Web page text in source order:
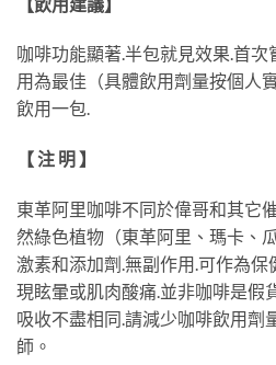
咖啡功能顯著.半包就見效果.首
用為最佳（具體飲用劑量按個人
飲用一包.
【 注 明 】
東革阿里咖啡不同於偉哥和其它
然綠色植物（東革阿里、瑪卡、
激素和添加劑.無副作用.可作為
現眩暈或肌肉酸痛.並非咖啡是假
吸收不盡相同.請減少咖啡飲用劑
師。